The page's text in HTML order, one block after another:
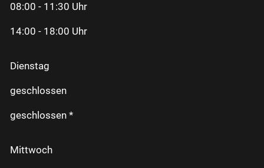
08:00 - 11:30 Uhr
14:00 - 18:00 Uhr
Dienstag
geschlossen
geschlossen *
Mittwoch